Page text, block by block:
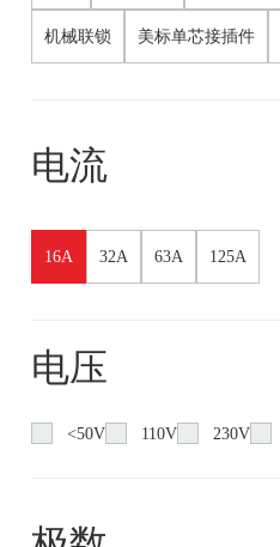
机械联锁 美标单芯接插件
电流
16A 32A 63A 125A
电压
<50V 110V 230V